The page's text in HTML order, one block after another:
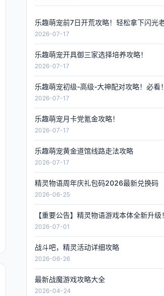
2026-07-17
乐趣萌宠开具御三家选择培养攻略！
2026-07-17
乐趣萌宠初级-高级-大神配对攻略！必看！
2026-07-17
乐趣萌宠月卡党氪金攻略！
2026-07-17
乐趣萌宠黄金道馆线路走法攻略
2026-07-17
精灵物语周年庆礼包码2026最新兑换码
2026-06-25
2026-07-01
战斗吧，精灵活动详细攻略
2026-06-26
最新战魔游戏攻略大全
2026-04-24